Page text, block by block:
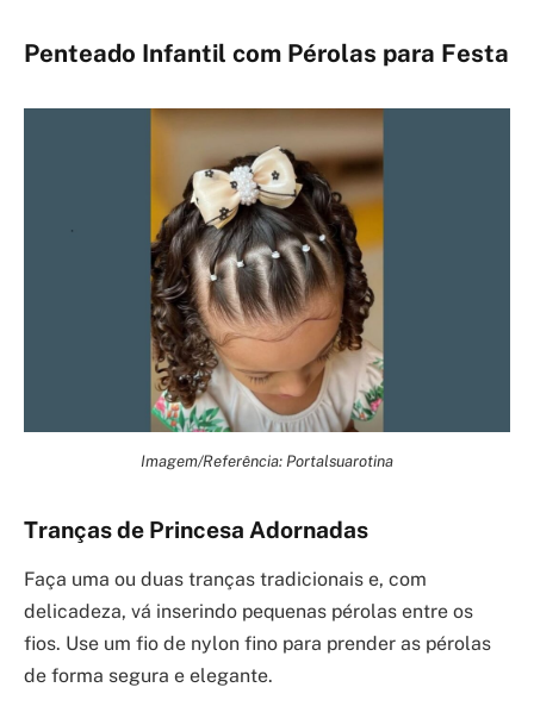
Penteado Infantil com Pérolas para Festa
Imagem/Referência: Portalsuarotina
Tranças de Princesa Adornadas
Faça uma ou duas tranças tradicionais e, com
delicadeza, vá inserindo pequenas pérolas entre os
fios. Use um fio de nylon fino para prender as pérolas
de forma segura e elegante.